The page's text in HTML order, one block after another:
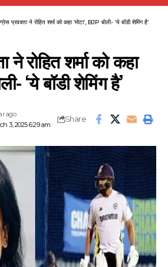
प्रवक्ता ने रोहित शर्मा को कहा ‘मोटा’, BJP बोली- ‘ये बॉडी शेमिंग है’
ने रोहित शर्मा को कहा
‘ये बॉडी शेमिंग है’
3, 2025 6:29 am
ago
Share